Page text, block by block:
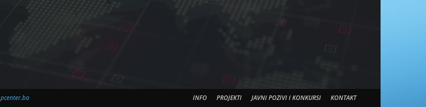
INFO PROJEKTI JAVNI POZIVI I KONKURSI KONTAKT
pcenter.ba